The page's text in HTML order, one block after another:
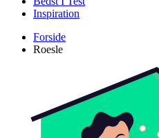
Inspiration
Forside
Roesle